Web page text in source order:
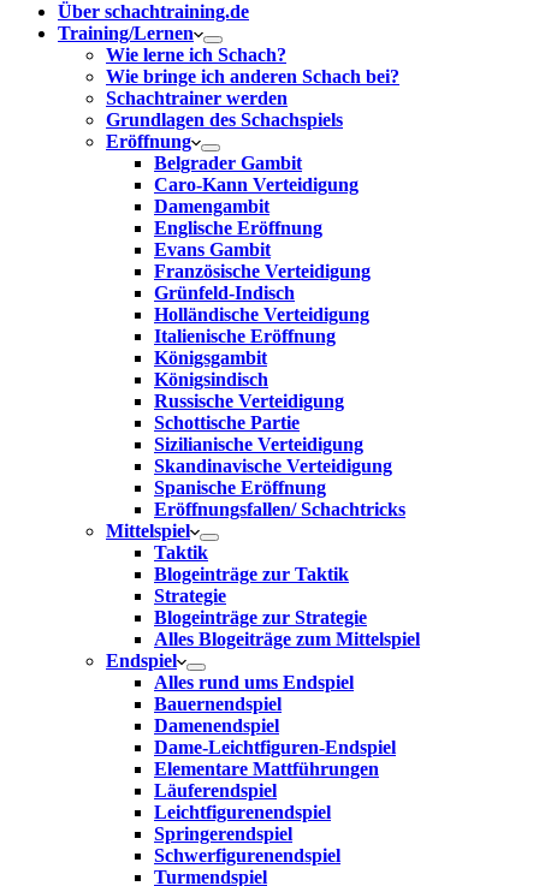
Über schachtraining.de
Training/Lernen
Wie lerne ich Schach?
Wie bringe ich anderen Schach bei?
Schachtrainer werden
Grundlagen des Schachspiels
Eröffnung
Belgrader Gambit
Caro-Kann Verteidigung
Damengambit
Englische Eröffnung
Evans Gambit
Französische Verteidigung
Grünfeld-Indisch
Holländische Verteidigung
Italienische Eröffnung
Königsgambit
Königsindisch
Russische Verteidigung
Schottische Partie
Sizilianische Verteidigung
Skandinavische Verteidigung
Spanische Eröffnung
Eröffnungsfallen/ Schachtricks
Mittelspiel
Taktik
Blogeinträge zur Taktik
Strategie
Blogeinträge zur Strategie
Alles Blogeiträge zum Mittelspiel
Endspiel
Alles rund ums Endspiel
Bauernendspiel
Damenendspiel
Dame-Leichtfiguren-Endspiel
Elementare Mattführungen
Läuferendspiel
Leichtfigurenendspiel
Springerendspiel
Schwerfigurenendspiel
Turmendspiel